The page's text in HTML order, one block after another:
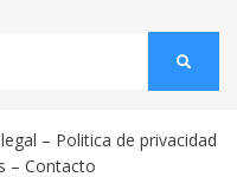
– Politica de privacidad
– Contacto